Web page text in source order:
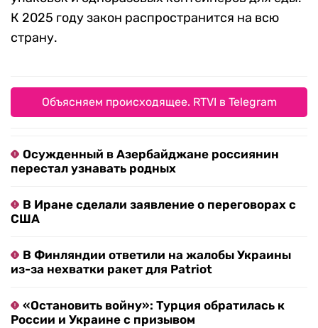
К 2025 году закон распространится на всю
страну.
Объясняем происходящее. RTVI в Telegram
Осужденный в Азербайджане россиянин
перестал узнавать родных
В Иране сделали заявление о переговорах с
США
В Финляндии ответили на жалобы Украины
из-за нехватки ракет для Patriot
«Остановить войну»: Турция обратилась к
России и Украине с призывом